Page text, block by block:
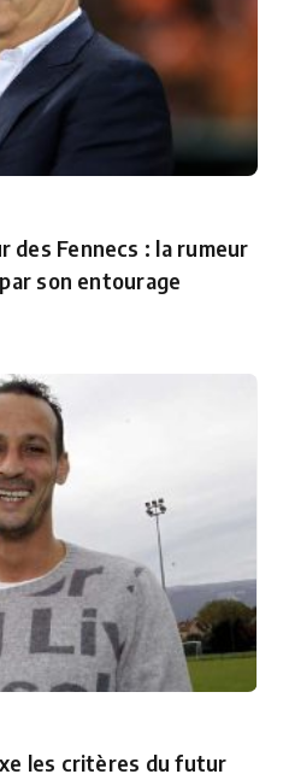
des Fennecs : la rumeur
son entourage
les critères du futur